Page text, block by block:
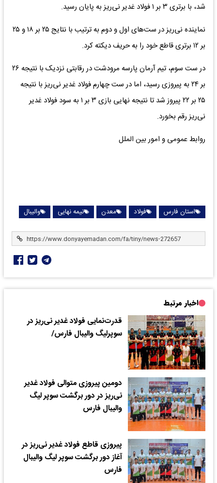
شد، با برتری ۳ بر ۱ فولاد غدیر نی‌ریز به پایان رسید.
نماینده نی‌ریز در ست‌های اول و دوم به ترتیب با نتایج ۲۵ بر ۱۸ و ۲۵
بر ۱۲ برتری قاطع خود را به حریف دیکته کرد.
در ست سوم، تیم آرمان پارسه مرودشت در رقابتی نزدیک با نتیجه ۲۶
بر ۲۴ به پیروزی رسید، اما در ست چهارم فولاد غدیر نی‌ریز با نتیجه
۲۵ بر ۲۲ پیروز شد تا نتیجه نهایی بازی ۳ بر ۱ به سود فولاد غدیر
نی‌ریز رقم بخورد.
روابط عمومی و امور بین الملل
استان فارس فولاد معدن نیمه نهایی والیبال
اخبار مرتبط
قدرت‌نمایی ‌فولاد غدیر نی‌ریز در
سوپرلیگ والیبال فارس/
دومین پیروزی متوالی فولاد غدیر
نی‌ریز در دور برگشت سوپر لیگ
والیبال فارس
پیروزی قاطع فولاد غدیر نی‌ریز در
آغاز دور برگشت سوپر لیگ والیبال
فارس